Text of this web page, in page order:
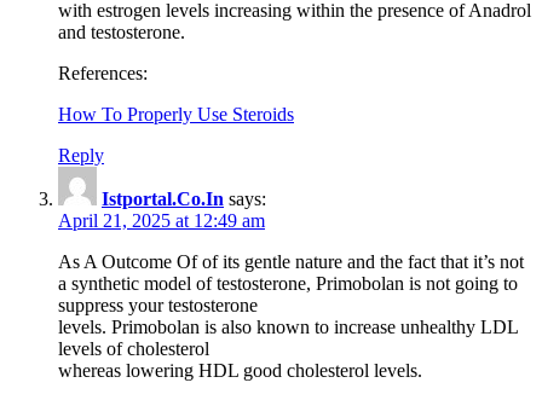
with estrogen levels increasing within the presence of Anadrol
and testosterone.
References:
How To Properly Use Steroids
Reply
Istportal.Co.In says:
April 21, 2025 at 12:49 am
As A Outcome Of of its gentle nature and the fact that it’s not
a synthetic model of testosterone, Primobolan is not going to
suppress your testosterone
levels. Primobolan is also known to increase unhealthy LDL
levels of cholesterol
whereas lowering HDL good cholesterol levels.